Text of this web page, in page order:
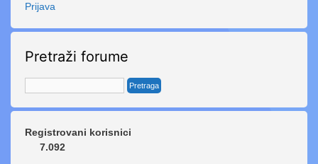
Prijava
Pretraži forume
Registrovani korisnici
7.092